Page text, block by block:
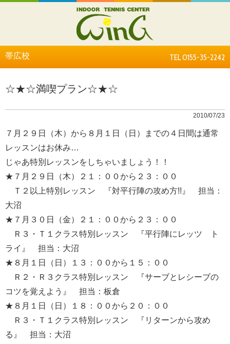
帯広校 TEL 0155-35-2242
☆★☆満喫プラン☆★☆
2010/07/23
７月２９日（木）から８月１日（日）までの４日間は通常
レッスンはお休み…
じゃあ特別レッスンをしちゃいましょう！！
★７月２９日（木）２１：００から２３：００
Ｔ２以上特別レッスン 『対平行陣の攻め方!!』 担当：
大沼
★７月３０日（金）２１：００から２３：００
Ｒ３・Ｔ１クラス特別レッスン 『平行陣にレッツ ト
ライ』 担当：大沼
★８月１日（日）１３：００から１５：００
Ｒ２・Ｒ３クラス特別レッスン 『サーブとレシーブの
コツを覚えよう』 担当：板倉
★８月１日（日）１８：００から２０：００
Ｒ３・Ｔ１クラス特別レッスン 『リターンから攻め
る』 担当：大沼